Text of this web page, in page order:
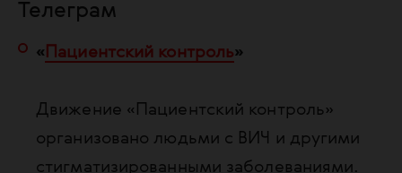
Телеграм
« Пациентский контроль»
Движение «Пациентский контроль»
организовано людьми с ВИЧ и другими
стигматизированными заболеваниями.